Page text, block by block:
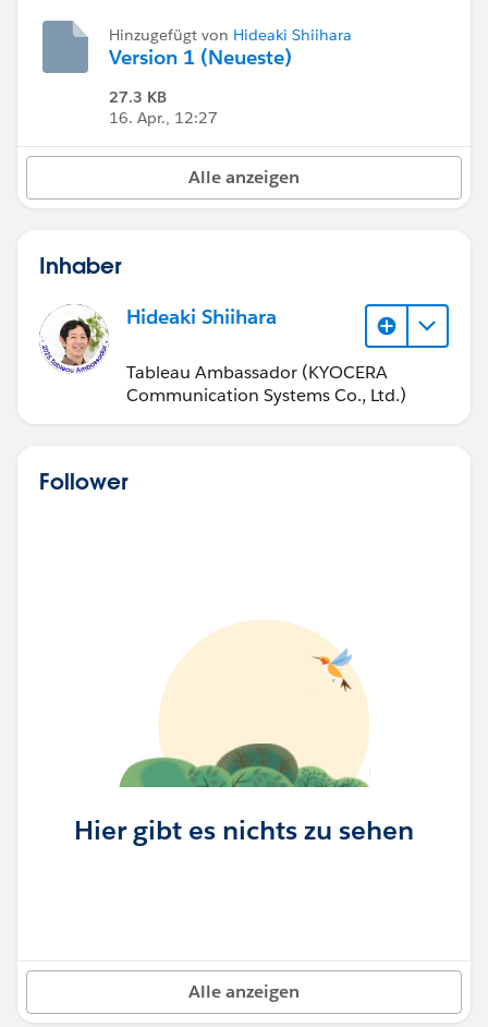
Hinzugefügt von Hideaki Shiihara
Version 1 (Neueste)
27.3 KB
16. Apr., 12:27
Alle anzeigen
Inhaber
Hideaki Shiihara
Tableau Ambassador (KYOCERA
Communication Systems Co., Ltd.)
Follower
Hier gibt es nichts zu sehen
Alle anzeigen